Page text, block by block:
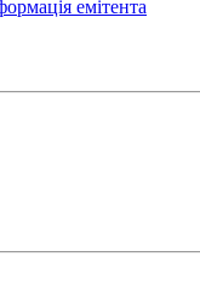
емітента